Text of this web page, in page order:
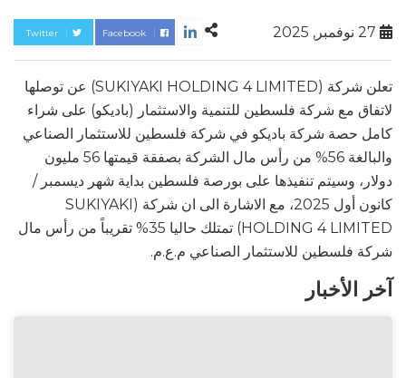
Twitter Facebook
تعلن شركة (SUKIYAKI HOLDING 4 LIMITED) عن توصلها
لاتفاق مع شركة فلسطين للتنمية والاستثمار (باديكو) على شراء
كامل حصة شركة باديكو في شركة فلسطين للاستثمار الصناعي
والبالغة 56% من رأس مال الشركة بصفقة قيمتها 56 مليون
دولار، وسيتم تنفيذها على بورصة فلسطين بداية شهر ديسمبر /
كانون أول 2025، مع الاشارة الى ان شركة (SUKIYAKI
HOLDING 4 LIMITED) تمتلك حاليا 35% تقريباً من رأس مال
شركة فلسطين للاستثمار الصناعي م.ع.م.
آخر الأخبار